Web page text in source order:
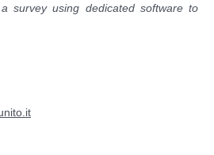
survey using dedicated software to